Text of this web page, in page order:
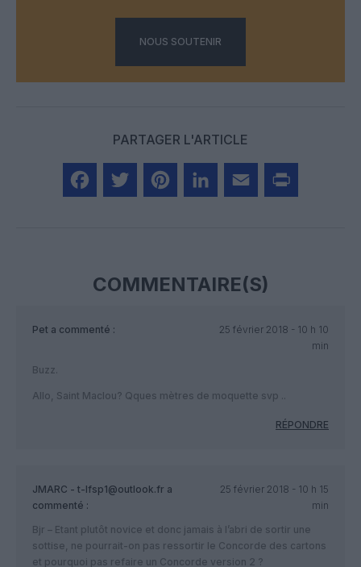
NOUS SOUTENIR
PARTAGER L'ARTICLE
COMMENTAIRE(S)
Pet a commenté :
25 février 2018 - 10 h 10
min
Buzz.
Allo, Saint Maclou? Qques mètres de moquette svp ..
RÉPONDRE
JMARC - t-lfsp1@outlook.fr a
commenté :
25 février 2018 - 10 h 15
min
Bjr – Etant plutôt novice et donc jamais à l’abri de sortir une
sottise, ne pourrait-on pas ressortir le Concorde des cartons
et pourquoi pas refaire un Concorde version 2 ?